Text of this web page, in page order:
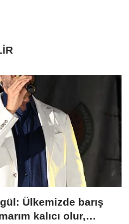
Ülkemizde barış
kalıcı olur,